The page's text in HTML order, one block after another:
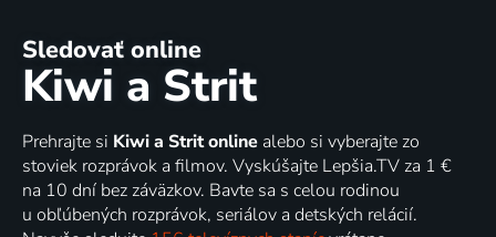
Sledovať online
Kiwi a Strit
Prehrajte si Kiwi a Strit online alebo si vyberajte zo
stoviek rozprávok a filmov. Vyskúšajte Lepšia.TV za 1 €
na 10 dní bez záväzkov. Bavte sa s celou rodinou
u obľúbených rozprávok, seriálov a detských relácií.